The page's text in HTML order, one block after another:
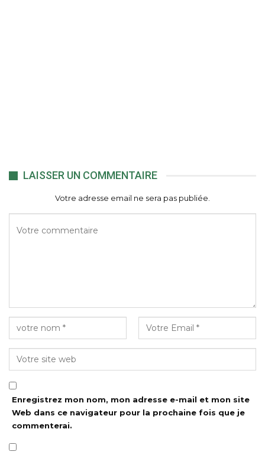
LAISSER UN COMMENTAIRE
Votre adresse email ne sera pas publiée.
Enregistrez mon nom, mon adresse e-mail et mon site
Web dans ce navigateur pour la prochaine fois que je
commenterai.